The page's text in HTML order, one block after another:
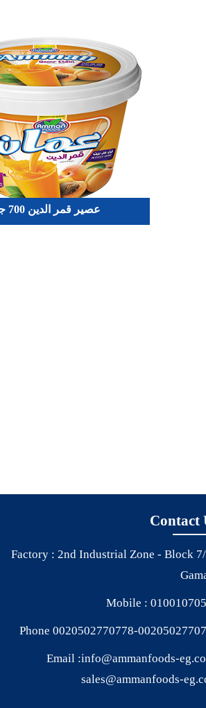
عصير قمر الدين 700 جم
Contact
Factory : 2nd Industrial Zone - Block
Mobile :
Phone0020502770778-
Email :info@ammanfoods-
sales@ammanfoods-